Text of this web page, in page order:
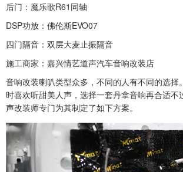
后门：魔乐歌R61同轴
DSP功放：佛伦斯EVO07
四门隔音：双层大麦止振隔音
施工商家：嘉兴情艺道声汽车音响改装店
音响改装喇叭类型众多，不同的人有不同的选择
时喜欢听甜美人声，选择一套丹拿音响再合适不
声改装师专门为其制定了如下方案。